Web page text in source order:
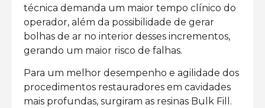
técnica demanda um maior tempo clínico do
operador, além da possibilidade de gerar
bolhas de ar no interior desses incrementos,
gerando um maior risco de falhas.
Para um melhor desempenho e agilidade dos
procedimentos restauradores em cavidades
mais profundas, surgiram as resinas Bulk Fill.